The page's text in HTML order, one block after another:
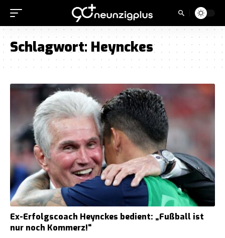
Schlagwort: Heynckes
Ex-Erfolgscoach Heynckes bedient: „Fußball ist
nur noch Kommerz!“